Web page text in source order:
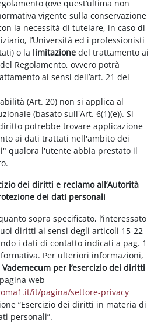
(ove quest’ultima non
vigente sulla conservazione
la necessità di tutelare, in caso di
l’Università ed i professionisti
o la limitazione del trattamento ai
Regolamento, ovvero potrà
ai sensi dell’art. 21 del
(Art. 20) non si applica al
(basato sull'Art. 6(1)(e)). Si
potrebbe trovare applicazione
ai dati trattati nell'ambito dei
qualora l'utente abbia prestato il
dei diritti e reclamo all’Autorità
dei dati personali
sopra specificato, l’interessato
diritti ai sensi degli articoli 15-22
i dati di contatto indicati a pag. 1
Per ulteriori informazioni,
Vademecum per l’esercizio dei diritti
web
it/pagina/settore-privacy
“Esercizio dei diritti in materia di
personali”.